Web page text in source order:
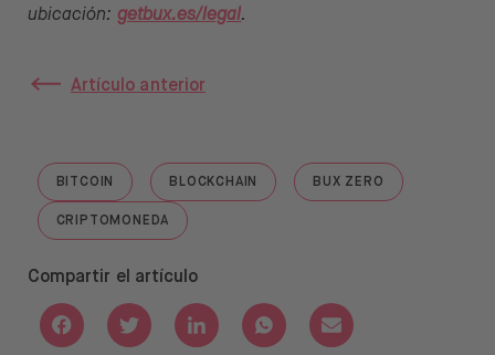
ubicación: getbux.es/legal.
Artículo anterior
BITCOIN
GO TO "BITCOIN"
BLOCKCHAIN
GO TO "BLOCKCHAIN"
BUX ZERO
GO TO "BUX ZERO"
CRIPTOMONEDA
GO TO "CRIPTOMONEDA"
Compartir el artículo
Share with Facebook
Share with Twitter
Share with Linkedin
Share with Whatsapp
Share with Email